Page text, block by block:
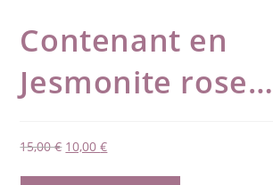
Contenant en
Jesmonite rose…
15,00€ 10,00€